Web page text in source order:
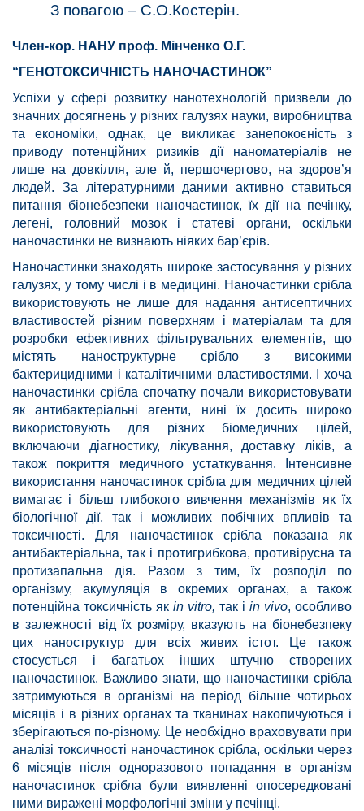
З повагою – С.О.Костерін.
Член-кор. НАНУ проф. Мінченко О.Г.
“ ГЕНОТОКСИЧНІСТЬ НАНОЧАСТИНОК”
Успіхи у сфері розвитку нанотехнологій призвели до
значних досягнень у різних галузях науки, виробництва
та економіки, однак, це викликає занепокоєність з
приводу потенційних ризиків дії наноматеріалів не
лише на довкілля, але й, першочергово, на здоров’я
людей. За літературними даними активно ставиться
питання біонебезпеки наночастинок, їх дії на печінку,
легені, головний мозок і статеві органи, оскільки
наночастинки не визнають ніяких бар’єрів.
Наночастинки знаходять широке застосування у різних
галузях, у тому числі і в медицині. Наночастинки срібла
використовують не лише для надання антисептичних
властивостей різним поверхням і матеріалам та для
розробки ефективних фільтрувальних елементів, що
містять наноструктурне срібло з високими
бактерицидними і каталітичними властивостями. І хоча
наночастинки срібла спочатку почали використовувати
як антибактеріальні агенти, нині їх досить широко
використовують для різних біомедичних цілей,
включаючи діагностику, лікування, доставку ліків, а
також покриття медичного устаткування. Інтенсивне
використання наночастинок срібла для медичних цілей
вимагає і більш глибокого вивчення механізмів як їх
біологічної дії, так і можливих побічних впливів та
токсичності. Для наночастинок срібла показана як
антибактеріальна, так і протигрибкова, противірусна та
протизапальна дія. Разом з тим, їх розподіл по
організму, акумуляція в окремих органах, а також
потенційна токсичність як in vitro, так і in vivo, особливо
в залежності від їх розміру, вказують на біонебезпеку
цих наноструктур для всіх живих істот. Це також
стосується і багатьох інших штучно створених
наночастинок. Важливо знати, що наночастинки срібла
затримуються в організмі на період більше чотирьох
місяців і в різних органах та тканинах накопичуються і
зберігаються по-різному. Це необхідно враховувати при
аналізі токсичності наночастинок срібла, оскільки через
6 місяців після одноразового попадання в організм
наночастинок срібла були виявленні опосередковані
ними виражені морфологічні зміни у печінці.